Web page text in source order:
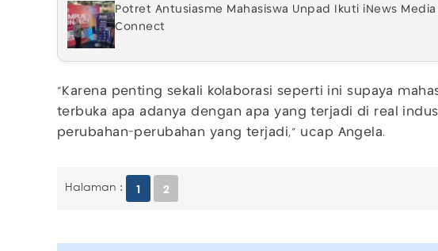
Potret Antusiasme Mahasiswa Unpad Ikuti iNews
Connect
"Karena penting sekali kolaborasi seperti ini supaya
terbuka apa adanya dengan apa yang terjadi di real
perubahan-perubahan yang terjadi," ucap Angela.
Halaman : 1 2